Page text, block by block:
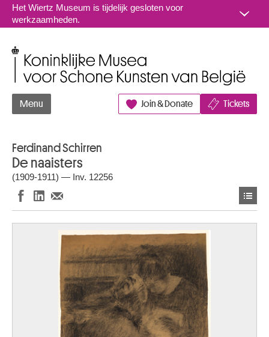
Naar inhoud
Het Wiertz Museum is tijdelijk gesloten voor
werkzaamheden.
Menu Join & Donate Tickets
Ferdinand Schirren
De naaisters
(1909-1911) — Inv. 12256